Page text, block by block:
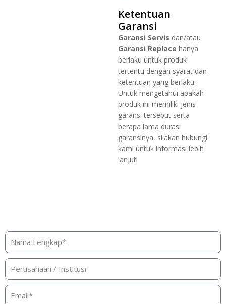
Ketentuan
Garansi
Garansi Servis dan/atau
Garansi Replace hanya
berlaku untuk produk
tertentu dengan syarat dan
ketentuan yang berlaku.
Untuk mengetahui apakah
produk ini memiliki jenis
garansi tersebut serta
berapa lama durasi
garansinya, silakan hubungi
kami untuk informasi lebih
lanjut!